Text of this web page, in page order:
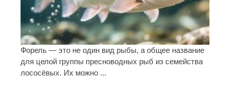
Форель — это не один вид рыбы, а общее название
для целой группы пресноводных рыб из семейства
лососёвых. Их можно ...